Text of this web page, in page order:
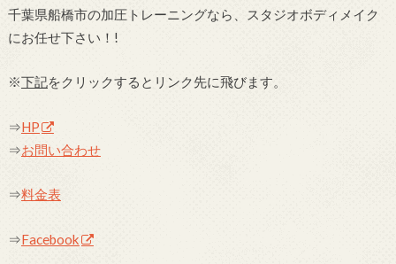
千葉県船橋市の加圧トレーニングなら、スタジオボディメイク
にお任せ下さい！!
※下記をクリックするとリンク先に飛びます。
⇒HP
⇒お問い合わせ
⇒料金表
⇒Facebook